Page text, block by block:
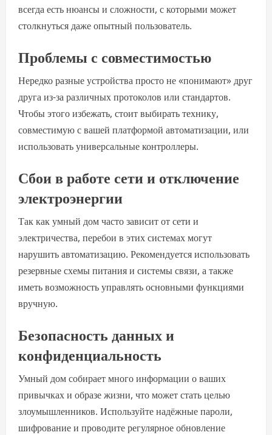
всегда есть нюансы и сложности, с которыми может
столкнуться даже опытный пользователь.
Проблемы с совместимостью
Нередко разные устройства просто не «понимают» друг
друга из-за различных протоколов или стандартов.
Чтобы этого избежать, стоит выбирать технику,
совместимую с вашей платформой автоматизации, или
использовать универсальные контроллеры.
Сбои в работе сети и отключение
электроэнергии
Так как умный дом часто зависит от сети и
электричества, перебои в этих системах могут
нарушить автоматизацию. Рекомендуется использовать
резервные схемы питания и системы связи, а также
иметь возможность управлять основными функциями
вручную.
Безопасность данных и
конфиденциальность
Умный дом собирает много информации о ваших
привычках и образе жизни, что может стать целью
злоумышленников. Используйте надёжные пароли,
шифрование и проводите регулярное обновление